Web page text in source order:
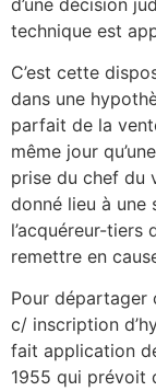
technique est
C’est cette
dans une
parfait de la
même jour
prise du chef du
donné lieu à une
l’acquéreur-
remettre en
Pour départager
c/ inscription
fait application
1955 qui prévoit